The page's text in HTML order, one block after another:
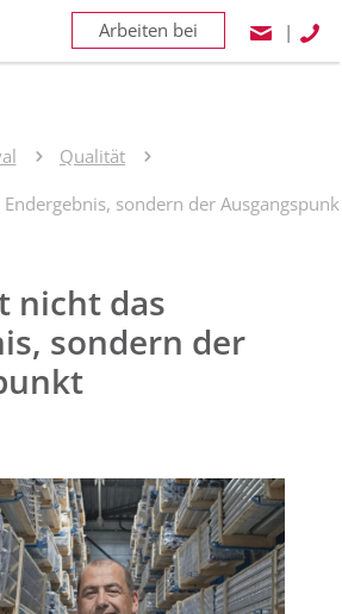
Arbeiten bei |
Qualität
sondern der
nicht das
sondern der